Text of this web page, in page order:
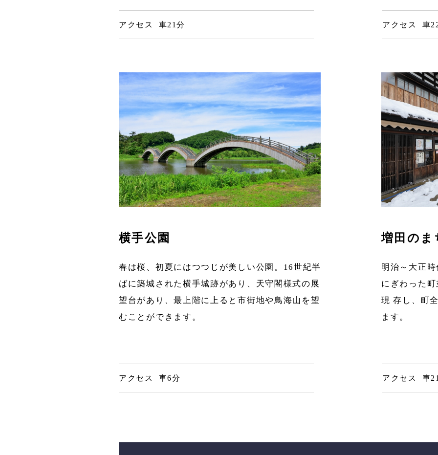
アクセス 車21分 アクセス 車
横手公園
春は桜、初夏にはつつじが美しい公園。16世紀半
ばに築城された横手城跡があり、天守閣様式の展
望台があり、最上階に上ると市街地や鳥海山を望
むことができます。
増田のま
明治～大正
にぎわった
現 存し、町
ます。
アクセス 車6分 アクセス 車